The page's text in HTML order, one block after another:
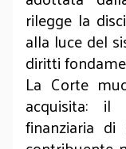
rilegge la
alla luce del
diritti
La Corte
acquisita: il
finanziaria